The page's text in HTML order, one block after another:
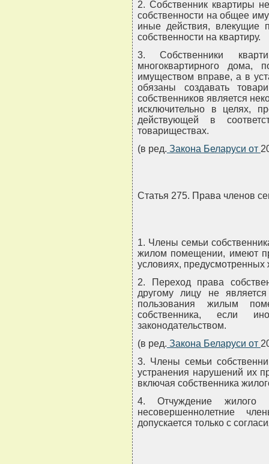
2. Собственник квартиры
собственности на общее
иные действия, влекущие
собственности на квартиру.
3. Собственники
многоквартирного дома,
имуществом вправе, а в
обязаны создавать
собственников является
исключительно в целях,
действующей в
товариществах.
(в ред. Закона Беларуси от
Статья 275. Права членов
1. Члены семьи
жилом помещении, имеют
условиях,
2. Переход права
другому лицу не
пользования жилым
собственника, если
законодательством.
(в ред. Закона Беларуси от
3. Члены семьи
устранения нарушений их
включая собственника
4. Отчуждение жилого
несовершеннолетние
допускается только с